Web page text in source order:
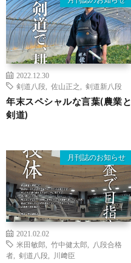
2022.12.30
剣道八段
佐山正之 剣道新八段
年末スペシャルな言葉(農業と
剣道)
月刊誌のお知らせ
2021.02.02
米田敏郎
竹中健太郎
八段合格
者
剣道八段 川﨑臣